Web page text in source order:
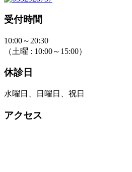
受付時間
10:00～20:30
（土曜 : 10:00～15:00）
休診日
水曜日、日曜日、祝日
アクセス